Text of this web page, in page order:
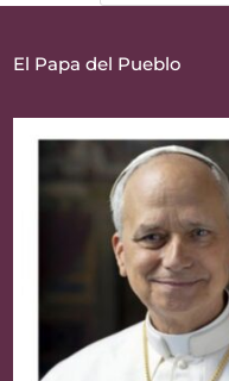
El Papa del Pueblo